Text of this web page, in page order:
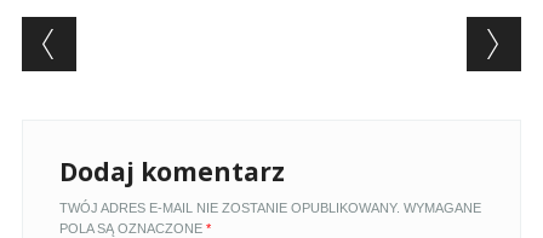
Post navigation
Dodaj komentarz
TWÓJ ADRES E-MAIL NIE ZOSTANIE OPUBLIKOWANY. WYMAGANE
POLA SĄ OZNACZONE *